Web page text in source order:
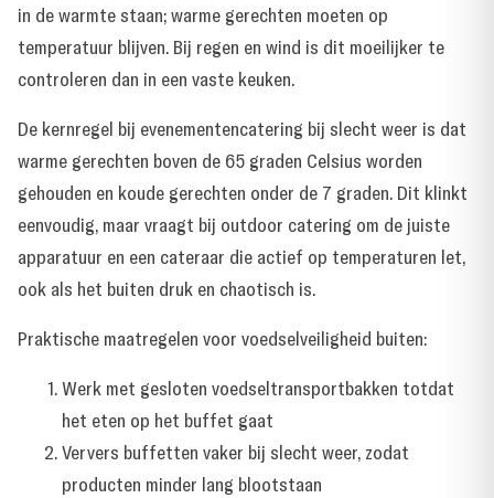
in de warmte staan; warme gerechten moeten op
temperatuur blijven. Bij regen en wind is dit moeilijker te
controleren dan in een vaste keuken.
De kernregel bij evenementencatering bij slecht weer is dat
warme gerechten boven de 65 graden Celsius worden
gehouden en koude gerechten onder de 7 graden. Dit klinkt
eenvoudig, maar vraagt bij outdoor catering om de juiste
apparatuur en een cateraar die actief op temperaturen let,
ook als het buiten druk en chaotisch is.
Praktische maatregelen voor voedselveiligheid buiten:
Werk met gesloten voedseltransportbakken totdat
het eten op het buffet gaat
Ververs buffetten vaker bij slecht weer, zodat
producten minder lang blootstaan